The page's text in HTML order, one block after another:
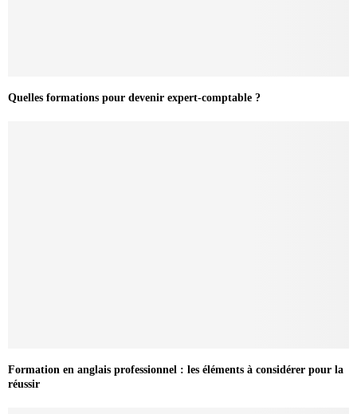
Quelles formations pour devenir expert-comptable ?
Formation en anglais professionnel : les éléments à considérer pour la
réussir